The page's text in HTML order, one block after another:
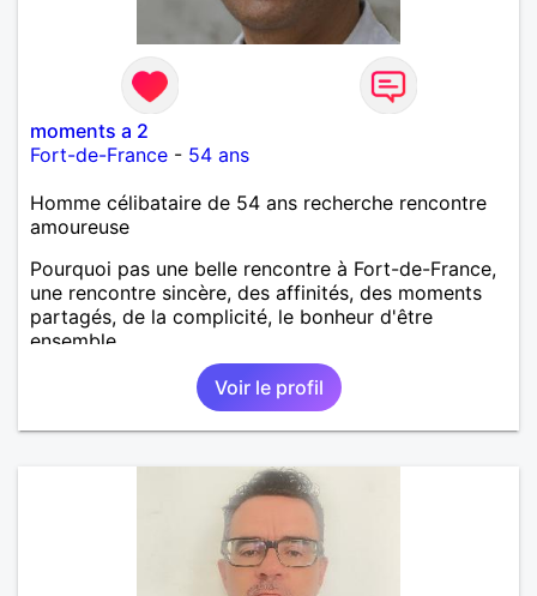
moments a 2
Fort-de-France - 54 ans
Homme célibataire de 54 ans recherche rencontre
amoureuse
Pourquoi pas une belle rencontre à Fort-de-France,
une rencontre sincère, des affinités, des moments
partagés, de la complicité, le bonheur d'être
ensemble...
Voir le profil